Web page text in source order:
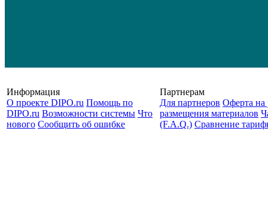
Информация
О проекте DIPO.ru Помощь по
DIPO.ru Возможности системы Что
нового Сообщить об ошибке
Партнерам
Для партнеров Оферта на
размещения материалов
(F.A.Q.) Cравнение